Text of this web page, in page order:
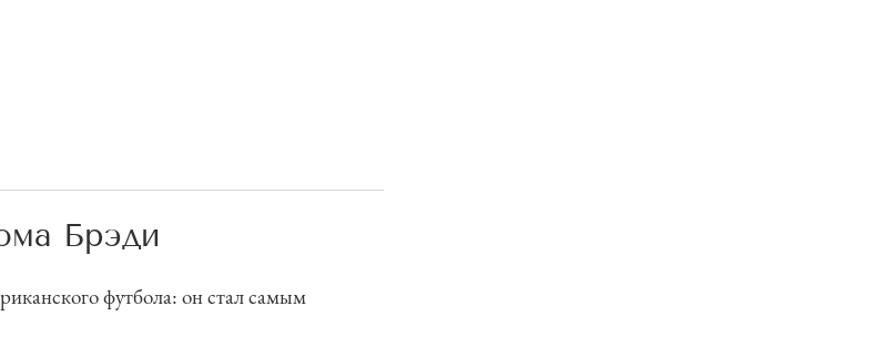
Брэди
футбола: он стал самым